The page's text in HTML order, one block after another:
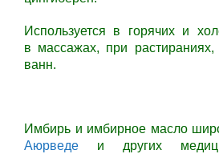
Используется в горячих и
в массажах, при
ванн.
Имбирь и имбирное масло
Аюрведе и других